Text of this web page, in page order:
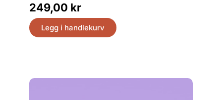
249,00 kr
Legg i handlekurv